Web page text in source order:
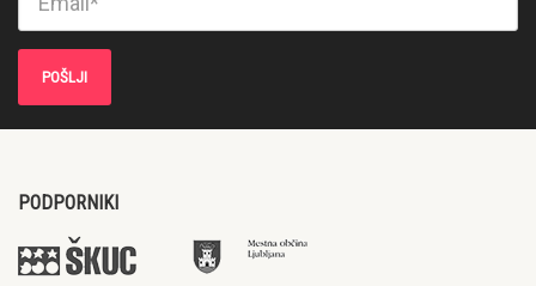
PODPORNIKI